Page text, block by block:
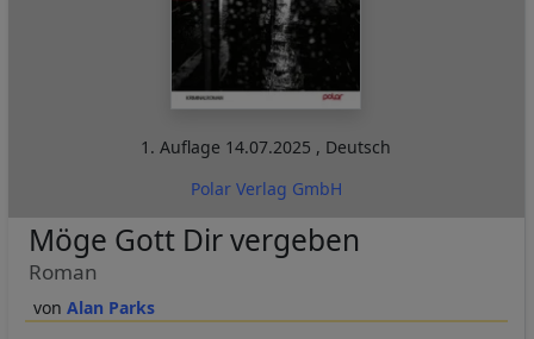
1. Auflage 14.07.2025 , Deutsch
Polar Verlag GmbH
Alan Parks
Möge Gott Dir vergeben
Roman